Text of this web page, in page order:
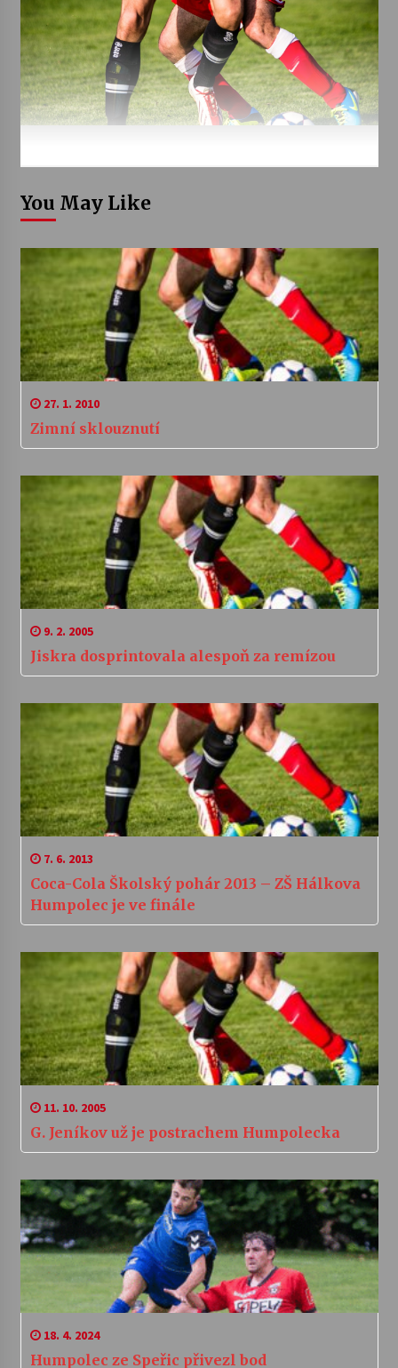
You May Like
27. 1. 2010
Zimní sklouznutí
9. 2. 2005
Jiskra dosprintovala alespoň za remízou
7. 6. 2013
Coca-Cola Školský pohár 2013 – ZŠ Hálkova
Humpolec je ve finále
11. 10. 2005
G. Jeníkov už je postrachem Humpolecka
18. 4. 2024
Humpolec ze Speřic přivezl bod